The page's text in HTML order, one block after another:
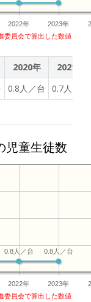
2022年 2023年
委員会で算出した数値
2020年
2021年
0.8人／台 0.7人／台
児童生徒数
2022年 2023年
0.8人／台
0.8人／台
委員会で算出した数値